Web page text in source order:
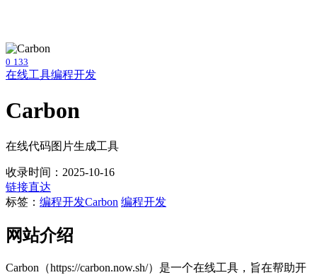
0 133
在线工具编程开发
Carbon
在线代码图片生成工具
收录时间：2025-10-16
链接直达
标签： 编程开发Carbon 编程开发
网站介绍
Carbon（https://carbon.now.sh/）是一个在线工具，旨在帮助开